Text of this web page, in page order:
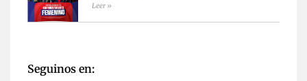
Leer »
Seguinos en: